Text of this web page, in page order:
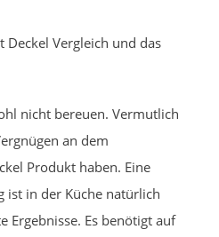
Deckel Vergleich und das
nicht bereuen. Vermutlich
an dem
Produkt haben. Eine
ist in der Küche natürlich
Ergebnisse. Es benötigt auf